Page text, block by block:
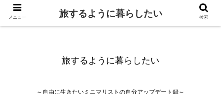
旅するように暮らしたい
～自由に生きたいミニマリストの自分アップデート録～
メニュー 旅するように暮らしたい 検索